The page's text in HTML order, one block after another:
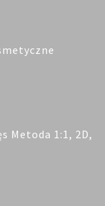
Metoda 1:1, 2D,